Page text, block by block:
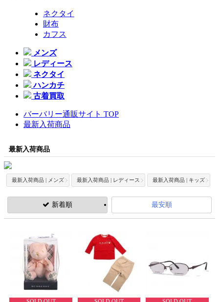
ネクタイ
財布
カフス
メンズ
レディース
ネクタイ
ハンカチ
古着買取
バーバリー通販サイト TOP
最新入荷商品
最新入荷商品
最新入荷商品 | メンズ 最新入荷商品 | レディース 最新入荷商品 | キッズ
新着順 最安順